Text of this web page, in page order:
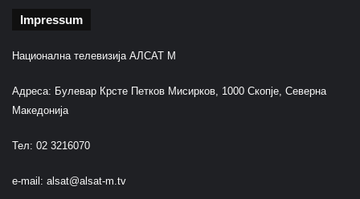
Impressum
Национална телевизија АЛСАТ М
Адреса: Булевар Крсте Петков Мисирков, 1000 Скопје, Северна
Македонија
Тел: 02 3216070
e-mail: alsat@alsat-m.tv